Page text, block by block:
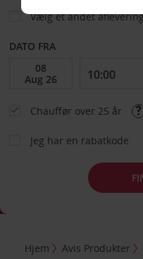
Vælg et andet
DATO FRA
Chauffør over 25 år
Jeg har en rabatkode
Hjem Avis Produkter